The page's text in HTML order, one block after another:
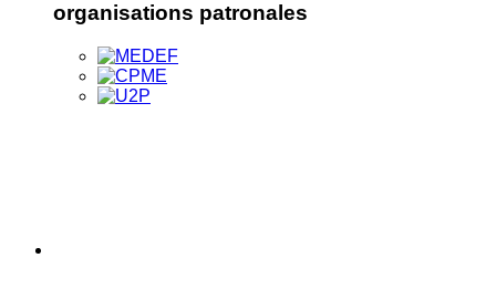
organisations patronales